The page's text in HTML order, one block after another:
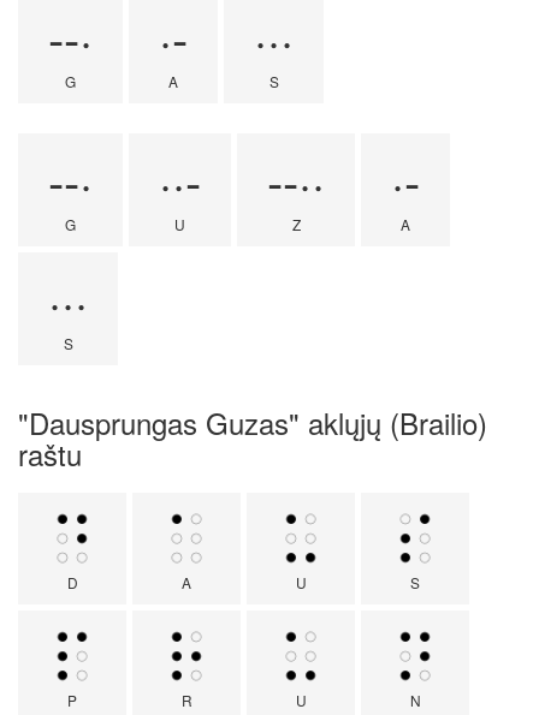
--·
G
·-
A
···
S
--·
G
··-
U
--··
Z
·-
A
···
S
"Dausprungas Guzas" aklųjų (Brailio)
raštu
D A U S
P R U N